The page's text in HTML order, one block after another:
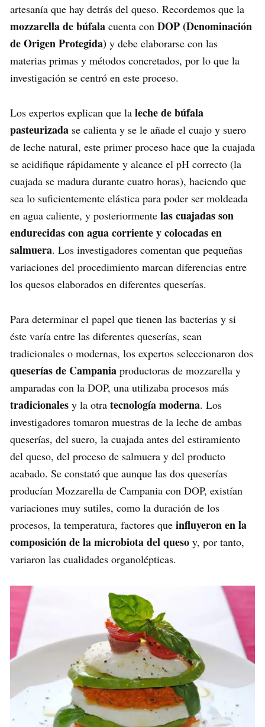
artesanía que hay detrás del queso. Recordemos que la
mozzarella de búfala cuenta con DOP (Denominación
de Origen Protegida) y debe elaborarse con las
materias primas y métodos concretados, por lo que la
investigación se centró en este proceso.
Los expertos explican que la leche de búfala
pasteurizada se calienta y se le añade el cuajo y suero
de leche natural, este primer proceso hace que la cuajada
se acidifique rápidamente y alcance el pH correcto (la
cuajada se madura durante cuatro horas), haciendo que
sea lo suficientemente elástica para poder ser moldeada
en agua caliente, y posteriormente las cuajadas son
endurecidas con agua corriente y colocadas en
salmuera. Los investigadores comentan que pequeñas
variaciones del procedimiento marcan diferencias entre
los quesos elaborados en diferentes queserías.
Para determinar el papel que tienen las bacterias y si
éste varía entre las diferentes queserías, sean
tradicionales o modernas, los expertos seleccionaron dos
queserías de Campania productoras de mozzarella y
amparadas con la DOP, una utilizaba procesos más
tradicionales y la otra tecnología moderna. Los
investigadores tomaron muestras de la leche de ambas
queserías, del suero, la cuajada antes del estiramiento
del queso, del proceso de salmuera y del producto
acabado. Se constató que aunque las dos queserías
producían Mozzarella de Campania con DOP, existían
variaciones muy sutiles, como la duración de los
procesos, la temperatura, factores que influyeron en la
composición de la microbiota del queso y, por tanto,
variaron las cualidades organolépticas.